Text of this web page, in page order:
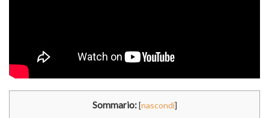
Sommario: [nascondi]